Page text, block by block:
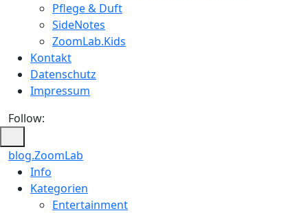
Pflege & Duft
SideNotes
ZoomLab.Kids
Kontakt
Datenschutz
Impressum
Follow:
blog.ZoomLab
ZoomLab
//
Info
Kategorien
Entertainment